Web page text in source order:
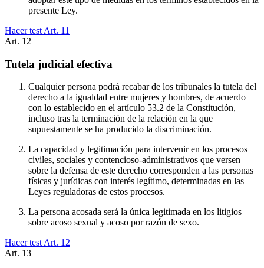
presente Ley.
Hacer test Art. 11
Art. 12
Tutela judicial efectiva
Cualquier persona podrá recabar de los tribunales la tutela del
derecho a la igualdad entre mujeres y hombres, de acuerdo
con lo establecido en el artículo 53.2 de la Constitución,
incluso tras la terminación de la relación en la que
supuestamente se ha producido la discriminación.
La capacidad y legitimación para intervenir en los procesos
civiles, sociales y contencioso-administrativos que versen
sobre la defensa de este derecho corresponden a las personas
físicas y jurídicas con interés legítimo, determinadas en las
Leyes reguladoras de estos procesos.
La persona acosada será la única legitimada en los litigios
sobre acoso sexual y acoso por razón de sexo.
Hacer test Art. 12
Art. 13